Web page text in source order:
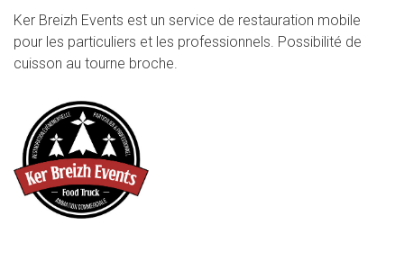
Ker Breizh Events est un service de restauration mobile
pour les particuliers et les professionnels. Possibilité de
cuisson au tourne broche.